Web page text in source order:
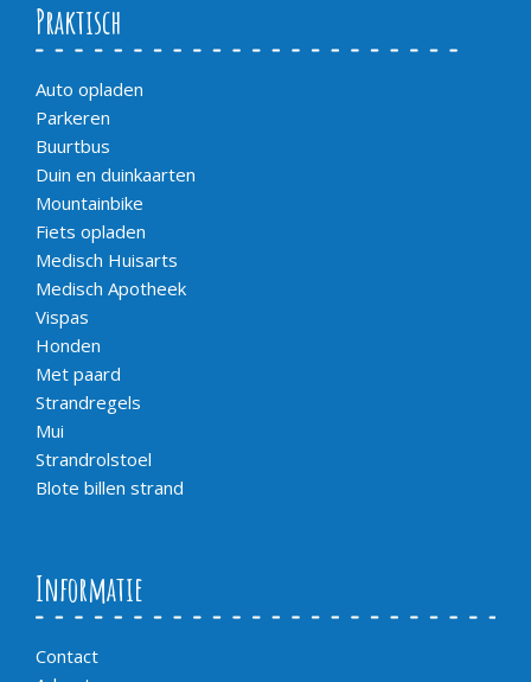
Praktisch
Auto opladen
Parkeren
Buurtbus
Duin en duinkaarten
Mountainbike
Fiets opladen
Medisch Huisarts
Medisch Apotheek
Vispas
Honden
Met paard
Strandregels
Mui
Strandrolstoel
Blote billen strand
Informatie
Contact